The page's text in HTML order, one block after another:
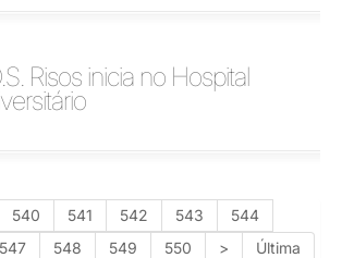
Risos inicia no Hospital
540 541 542 543
544
547 548 549 550 > Última